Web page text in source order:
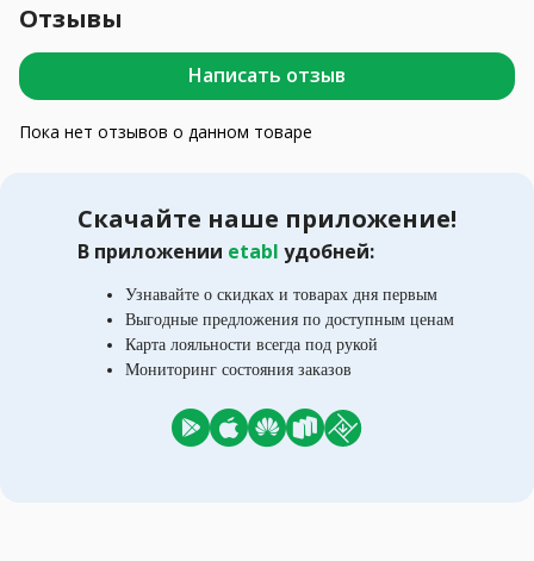
Отзывы
Написать отзыв
Пока нет отзывов о данном товаре
Скачайте наше приложение!
В приложении etabl удобней:
Узнавайте о скидках и товарах дня первым
Выгодные предложения по доступным ценам
Карта лояльности всегда под рукой
Мониторинг состояния заказов